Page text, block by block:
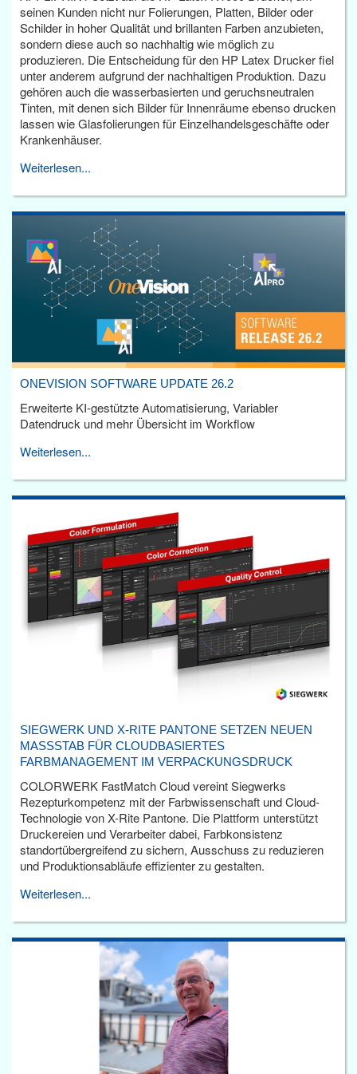
seinen Kunden nicht nur Folierungen, Platten, Bilder oder
Schilder in hoher Qualität und brillanten Farben anzubieten,
sondern diese auch so nachhaltig wie möglich zu
produzieren. Die Entscheidung für den HP Latex Drucker fiel
unter anderem aufgrund der nachhaltigen Produktion. Dazu
gehören auch die wasserbasierten und geruchsneutralen
Tinten, mit denen sich Bilder für Innenräume ebenso drucken
lassen wie Glasfolierungen für Einzelhandelsgeschäfte oder
Krankenhäuser.
Weiterlesen...
ONEVISION SOFTWARE UPDATE 26.2
Erweiterte KI-gestützte Automatisierung, Variabler
Datendruck und mehr Übersicht im Workflow
Weiterlesen...
SIEGWERK UND X-RITE PANTONE SETZEN NEUEN
MASSSTAB FÜR CLOUDBASIERTES F
ARBMANAGEMENT IM VERPACKUNGSDRUCK
COLORWERK FastMatch Cloud vereint Siegwerks
Rezepturkompetenz mit der Farbwissenschaft und Cloud-
Technologie von X-Rite Pantone. Die Plattform unterstützt
Druckereien und Verarbeiter dabei, Farbkonsistenz
standortübergreifend zu sichern, Ausschuss zu reduzieren
und Produktionsabläufe effizienter zu gestalten.
Weiterlesen...